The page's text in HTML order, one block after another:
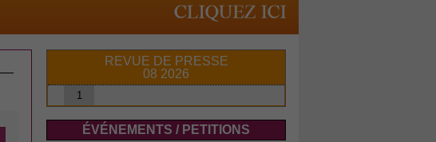
REVUE DE PRESSE
08 2026
1
ÉVÉNEMENTS / PETITIONS